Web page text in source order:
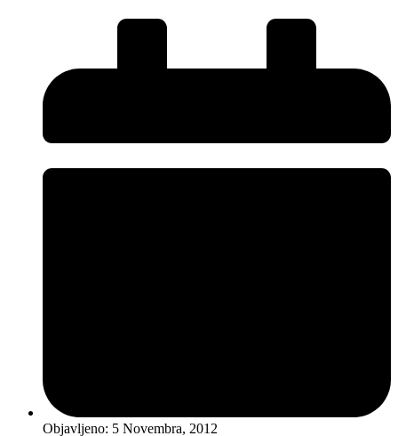
Objavljeno: 5 Novembra, 2012